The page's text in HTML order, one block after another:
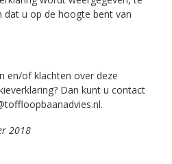
dat u op de hoogte bent van
en/of klachten over deze
Dan kunt u contact
2018